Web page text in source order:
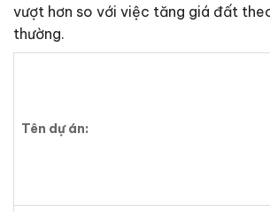
vượt hơn so với việc tăng giá đất
thường.
Tên dự án: